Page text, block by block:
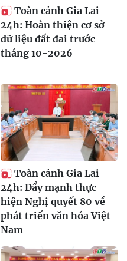
Toàn cảnh Gia Lai
24h: Hoàn thiện cơ sở
dữ liệu đất đai trước
tháng 10-2026
Toàn cảnh Gia Lai
24h: Đẩy mạnh thực
hiện Nghị quyết 80 về
phát triển văn hóa Việt
Nam